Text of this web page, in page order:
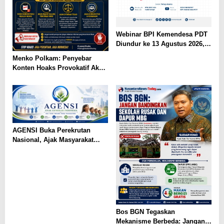
Menko Polkam: Penyebar
Konten Hoaks Provokatif Akan
Webinar BPI Kemendesa PDT
Diundur ke 13 Agustus 2026,
AGENSI Buka Perekrutan
Nasional, Ajak Masyarakat
Bos BGN Tegaskan
Mekanisme Berbeda: Jangan